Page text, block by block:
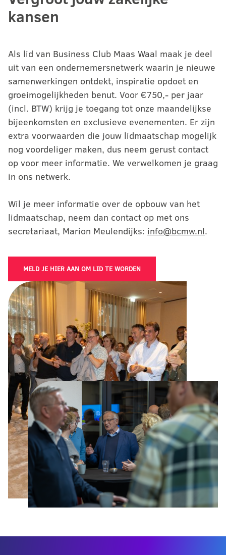
kansen
Als lid van Business Club Maas Waal maak je deel
uit van een ondernemersnetwerk waarin je nieuwe
samenwerkingen ontdekt, inspiratie opdoet en
groeimogelijkheden benut. Voor €750,- per jaar
(incl. BTW) krijg je toegang tot onze maandelijkse
bijeenkomsten en exclusieve evenementen. Er zijn
extra voorwaarden die jouw lidmaatschap mogelijk
nog voordeliger maken, dus neem gerust contact
op voor meer informatie. We verwelkomen je graag
in ons netwerk.
Wil je meer informatie over de opbouw van het
lidmaatschap, neem dan contact op met ons
secretariaat, Marion Meulendijks: info@bcmw.nl.
MELD JE HIER AAN OM LID TE WORDEN